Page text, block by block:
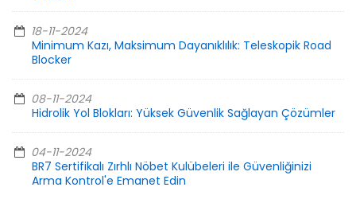
18-11-2024
Minimum Kazı, Maksimum Dayanıklılık: Teleskopik Road
Blocker
08-11-2024
Hidrolik Yol Blokları: Yüksek Güvenlik Sağlayan Çözümler
04-11-2024
BR7 Sertifikalı Zırhlı Nöbet Kulübeleri ile Güvenliğinizi
Arma Kontrol'e Emanet Edin